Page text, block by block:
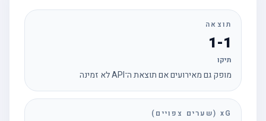
תוצאה
1-1
תיקו
מופק גם מאירועים אם תוצאת ה־API לא זמינה
xG (שערים צפויים)